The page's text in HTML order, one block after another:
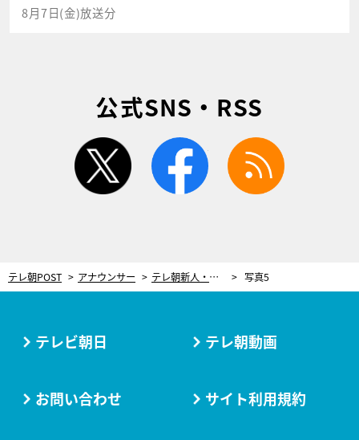
8月7日(金)放送分
公式SNS・RSS
twitter facebook
テレ朝POST アナウンサー テレ朝新人・荒井理咲子アナ、社会人生活2カ月半で“ついやってしまうこと”「一日中働いた後、帰り道に…」 写真5
テレビ朝日 テレ朝動画
お問い合わせ サイト利用規約